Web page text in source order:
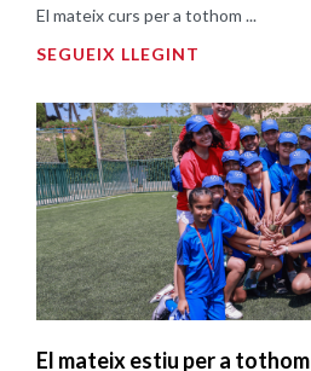
El mateix curs per a tothom ...
SEGUEIX LLEGINT
El mateix estiu per a tothom